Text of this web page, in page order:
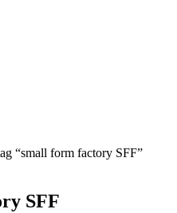
“small form factory SFF”
SFF